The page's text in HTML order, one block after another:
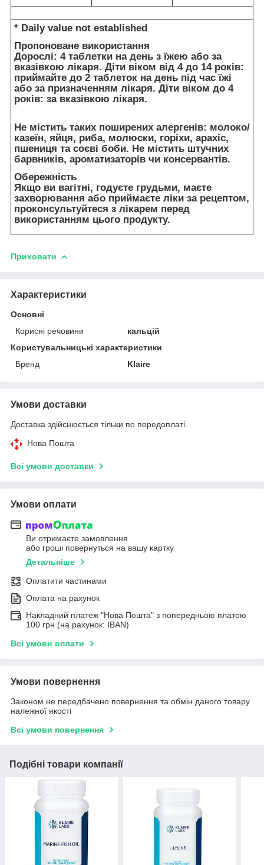
* Daily value not established
Пропоноване використання
Дорослі: 4 таблетки на день з їжею або за
вказівкою лікаря. Діти віком від 4 до 14 років:
приймайте до 2 таблеток на день під час їжі
або за призначенням лікаря. Діти віком до 4
років: за вказівкою лікаря.
Не містить таких поширених алергенів: молоко/
казеїн, яйця, риба, молюски, горіхи, арахіс,
пшениця та соєві боби. Не містить штучних
барвників, ароматизаторів чи консервантів.
Обережність
Якщо ви вагітні, годуєте грудьми, маєте
захворювання або приймаєте ліки за рецептом,
проконсультуйтеся з лікарем перед
використанням цього продукту.
Приховати
Характеристики
Основні
Корисні речовини
кальцій
Користувальницькі характеристики
Бренд
Klaire
Умови доставки
Доставка здійснюється тільки по передоплаті.
Нова Пошта
Всі умови доставки
Умови оплати
Ви отримаєте замовлення
або гроші повернуться на вашу картку
Детальніше
Оплатити частинами
Оплата на рахунок
Накладний платеж "Нова Пошта" з попередньою платою
100 грн (на рахунок: IBAN)
Всі умови оплати
Умови повернення
Законом не передбачено повернення та обмін даного товару
належної якості
Всі умови повернення
Подібні товари компанії